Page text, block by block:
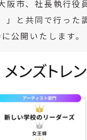
阪市、社長執行
」と共同で行っ
開いたします。